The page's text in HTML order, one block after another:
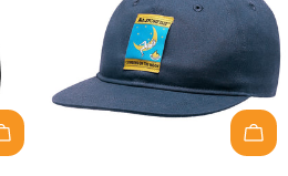
Choisissez les options